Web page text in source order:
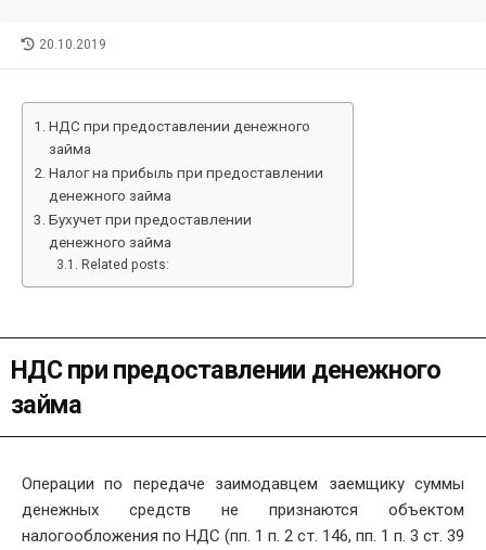
LAST
20.10.2019
НДС при предоставлении денежного
займа
Налог на прибыль при предоставлении
денежного займа
Бухучет при предоставлении
денежного займа
Related posts:
НДС при предоставлении денежного
займа
Операции по передаче заимодавцем заемщику суммы
денежных средств не признаются объектом
налогообложения по НДС (пп. 1 п. 2 ст. 146, пп. 1 п. 3 ст. 39